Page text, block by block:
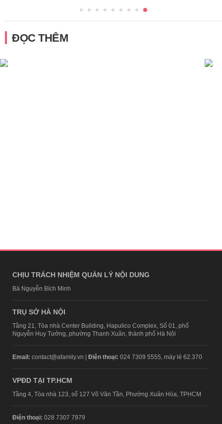
ĐỌC THÊM
CHỊU TRÁCH NHIỆM QUẢN LÝ NỘI DUNG
Bà Nguyễn Bích Minh
TRỤ SỞ HÀ NỘI
Tầng 21, Tòa nhà Center Building, Hapulico Complex, Số 01, phố
Nguyễn Huy Tưởng, phường Thanh Xuân, thành phố Hà Nội
Email: contact@afamily.vn | Điện thoại: 024 7309 5555, máy lẻ 62.370
VPĐD TẠI TP.HCM
Tầng 4, Tòa nhà 123, số 127 Võ Văn Tần, Phường Xuân Hòa, TPHCM
Điện thoại: 028 7307 7979